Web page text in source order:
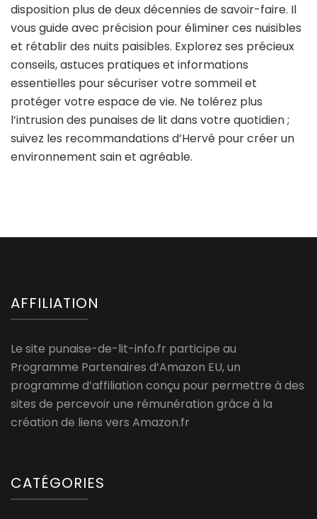
disposition plus de deux décennies de savoir-faire. Il
vous guide avec précision pour éliminer ces nuisibles
et rétablir des nuits paisibles. Explorez ses précieux
conseils, astuces pratiques et informations
essentielles pour sécuriser votre sommeil et
protéger votre espace de vie. Ne tolérez plus
l’intrusion des punaises de lit dans votre quotidien ;
suivez les recommandations d’Hervé pour créer un
environnement sain et agréable.
AFFILIATION
Le site punaise-de-lit-info.fr participe au
Programme Partenaires d’Amazon EU, un
programme d’affiliation conçu pour permettre à des
sites de percevoir une rémunération grâce à la
création de liens vers Amazon.fr
CATÉGORIES